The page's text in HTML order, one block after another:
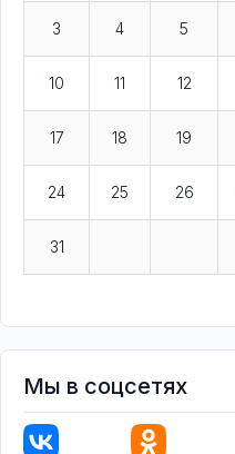
3 4 5
10 11 12
17 18 19
24 25 26
31
Мы в соцсетях